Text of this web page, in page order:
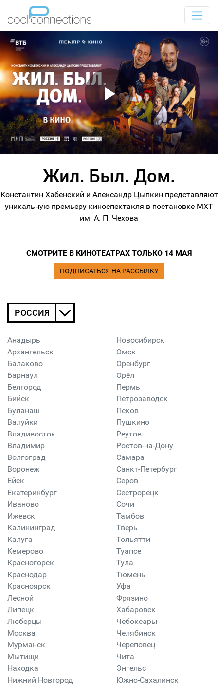
Жил. Был. Дом.
Константин Хабенский и Александр Цыпкин представляют
уникальную премьеру киноспектакля в постановке МХТ
им. А. П. Чехова
СМОТРИТЕ В КИНОТЕАТРАХ ТОЛЬКО 14 МАЯ
ПОДПИСАТЬСЯ НА РАССЫЛКУ
РОССИЯ
Анадырь
Архангельск
Балаково
Барнаул
Белгород
Бийск
Буланаш
Валуйки
Владивосток
Владимир
Волгоград
Воронеж
Ейск
Екатеринбург
Иваново
Ижевск
Калининград
Калуга
Кемерово
Красногорск
Краснодар
Красноярск
Лесной
Липецк
Люберцы
Москва
Мурманск
Мытищи
Находка
Нижний Новгород
Новосибирск
Омск
Оренбург
Орёл
Пермь
Петрозаводск
Псков
Пушкино
Реутов
Ростов-на-Дону
Самара
Санкт-Петербург
Серов
Сестрорецк
Сочи
Тамбов
Тверь
Тольятти
Туапсе
Тула
Тюмень
Уфа
Фрязино
Хабаровск
Чебоксары
Челябинск
Череповец
Чита
Энгельс
Южно-Сахалинск